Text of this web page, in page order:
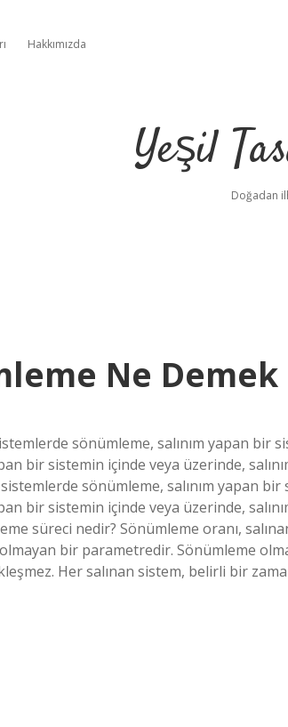
Hakkımızda
Yeşil
Doğadan
Ne Demek
sönümleme, salınım yapan bir
bir sistemin içinde veya üzerinde,
sönümleme, salınım yapan
bir sistemin içinde veya üzerinde,
süreci nedir? Sönümleme oranı,
bir parametredir. Sönümleme
Her salınan sistem, belirli bir